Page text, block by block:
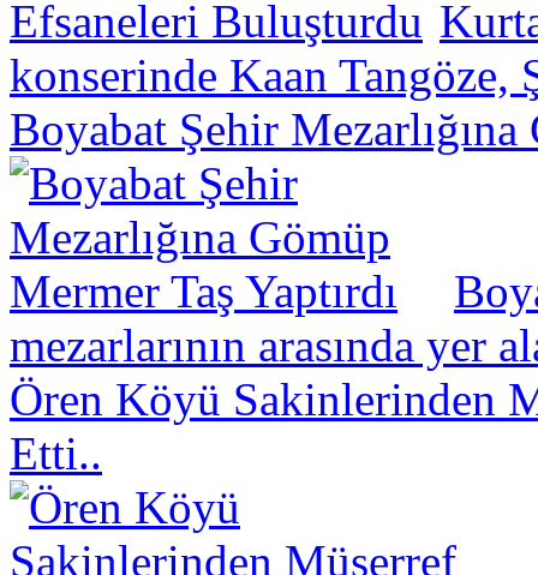
konserinde Kaan Tangöze,
Boyabat Şehir Mezarlığına
mezarlarının arasında yer
Ören Köyü Sakinlerinden
Etti..